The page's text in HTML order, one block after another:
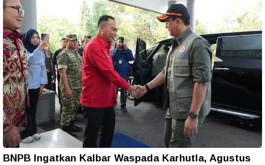
BNPB Ingatkan Kalbar Waspada Karhutla, Agustus